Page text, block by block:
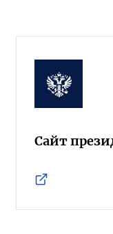
Сайт